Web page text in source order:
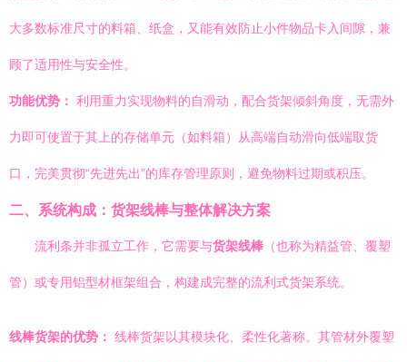
大多数标准尺寸的料箱、纸盒，又能有效防止小件物品卡入间隙，兼
顾了适用性与安全性。
功能优势： 利用重力实现物料的自滑动，配合货架倾斜角度，无需外
力即可使置于其上的存储单元（如料箱）从高端自动滑向低端取货
口，完美贯彻“先进先出”的库存管理原则，避免物料过期或积压。
二、系统构成：货架线棒与整体解决方案
流利条并非孤立工作，它需要与货架线棒 （也称为精益管、覆塑
管）或专用铝型材框架组合，构建成完整的流利式货架系统。
线棒货架的优势： 线棒货架以其模块化、柔性化著称。其管材外覆塑